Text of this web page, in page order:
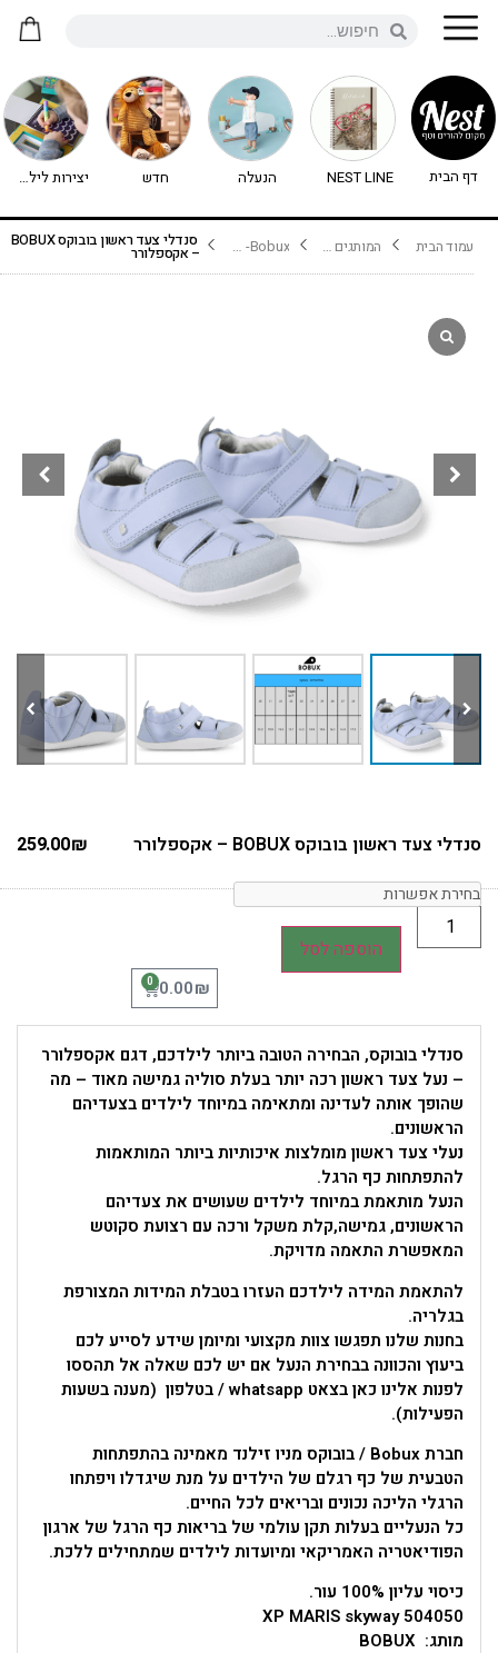
דף הבית NEST LINE הנעלה חדש יצירות לילדים - יצירה לילדים
עמוד הבית המותגים שלנו Bobux- בובוקס סנדלי צעד ראשון בובוקס BOBUX
– אקספלורר
סנדלי צעד ראשון בובוקס BOBUX – אקספלורר 259.00₪
הוספה לסל
0.00₪
0
סנדלי בובוקס, הבחירה הטובה ביותר לילדכם, דגם אקספלורר
– נעל צעד ראשון רכה יותר בעלת סוליה גמישה מאוד – מה
שהופך אותה לעדינה ומתאימה במיוחד לילדים בצעדיהם
הראשונים.
נעלי צעד ראשון מומלצות איכותיות ביותר המותאמות
להתפתחות כף הרגל.
הנעל מותאמת במיוחד לילדים שעושים את צעדיהם
הראשונים, גמישה,קלת משקל ורכה עם רצועת סקוטש
המאפשרת התאמה מדויקת.
להתאמת המידה לילדכם העזרו בטבלת המידות המצורפת
בגלריה.
בחנות שלנו תפגשו צוות מקצועי ומיומן שידע לסייע לכם
ביעוץ והכוונה בבחירת הנעל אם יש לכם שאלה אל תהססו
לפנות אלינו כאן בצאט whatsapp / בטלפון (מענה בשעות
הפעילות).
חברת Bobux / בובוקס מניו זילנד מאמינה בהתפתחות
הטבעית של כף רגלם של הילדים על מנת שיגדלו ויפתחו
הרגלי הליכה נכונים ובריאים לכל החיים.
כל הנעליים בעלות תקן עולמי של בריאות כף הרגל של ארגון
הפודיאטריה האמריקאי ומיועדות לילדים שמתחילים ללכת.
כיסוי עליון 100% עור.
XP MARIS skyway 504050
מותג: BOBUX